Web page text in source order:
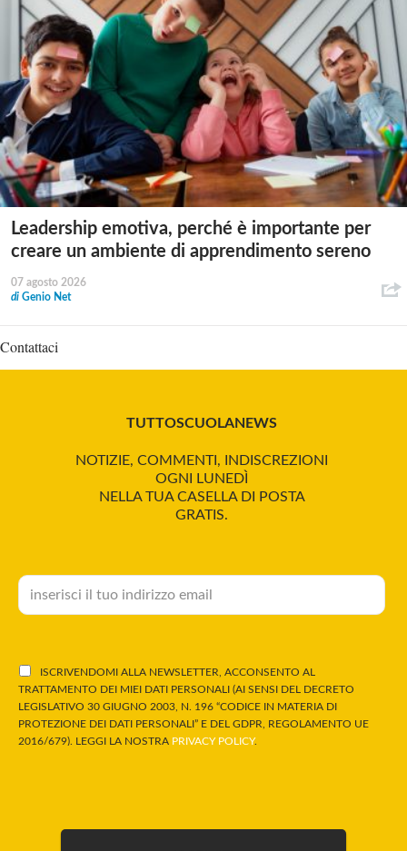
Leadership emotiva, perché è importante per
creare un ambiente di apprendimento sereno
07 agosto 2026
di Genio Net
Contattaci
TUTTOSCUOLANEWS
NOTIZIE, COMMENTI, INDISCREZIONI
OGNI LUNEDÌ
NELLA TUA CASELLA DI POSTA
GRATIS.
ISCRIVENDOMI ALLA NEWSLETTER, ACCONSENTO AL
TRATTAMENTO DEI MIEI DATI PERSONALI (AI SENSI DEL DECRETO
LEGISLATIVO 30 GIUGNO 2003, N. 196 “CODICE IN MATERIA DI
PROTEZIONE DEI DATI PERSONALI” E DEL GDPR, REGOLAMENTO UE
2016/679). LEGGI LA NOSTRA PRIVACY POLICY.